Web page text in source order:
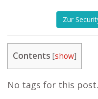
Zur
Contents [show]
No tags for this post.